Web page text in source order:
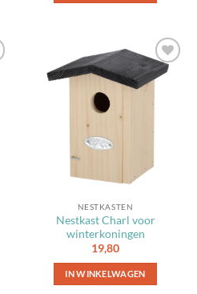
Toevoegen
aan
NESTKASTEN
Nestkast Charl voor
winterkoningen
19,80
IN WINKELWAGEN